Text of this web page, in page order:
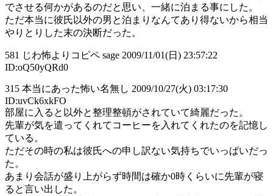
でさせる何かがあるのだと思い、一緒に泊まる事にした。
ただ本当に彼氏以外の男と泊まりなんてあり得ないから相当
やりとりした末の決断だった。
581 じわ怖よりコピペ sage 2009/11/01(日) 23:57:22
ID:oQ50yQRd0
315 本当にあった怖い名無し 2009/10/27(火) 03:17:30
ID:uvCk6xkFO
部屋に入ると以外と整理整頓がされていて綺麗だった。
先輩が気を遣ってくれてコーヒーを入れてくれたのを記憶し
ている。
ただその時の私は彼氏への申し訳ない気持ちでいっぱいだっ
た。
あまり会話が盛り上がらず時間は確か0時くらいに先輩が寝
ると言い出した。